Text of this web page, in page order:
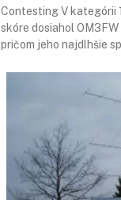
Contesting V kategórii
skóre dosiahol OM3FW
pričom jeho najdlhšie